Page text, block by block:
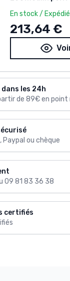
En stock /
213,64 €
les 24h
de 89€ en point
Paypal ou chèque
09 81 83 36 38
certifiés